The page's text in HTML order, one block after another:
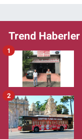
Trend Haberler
1
2